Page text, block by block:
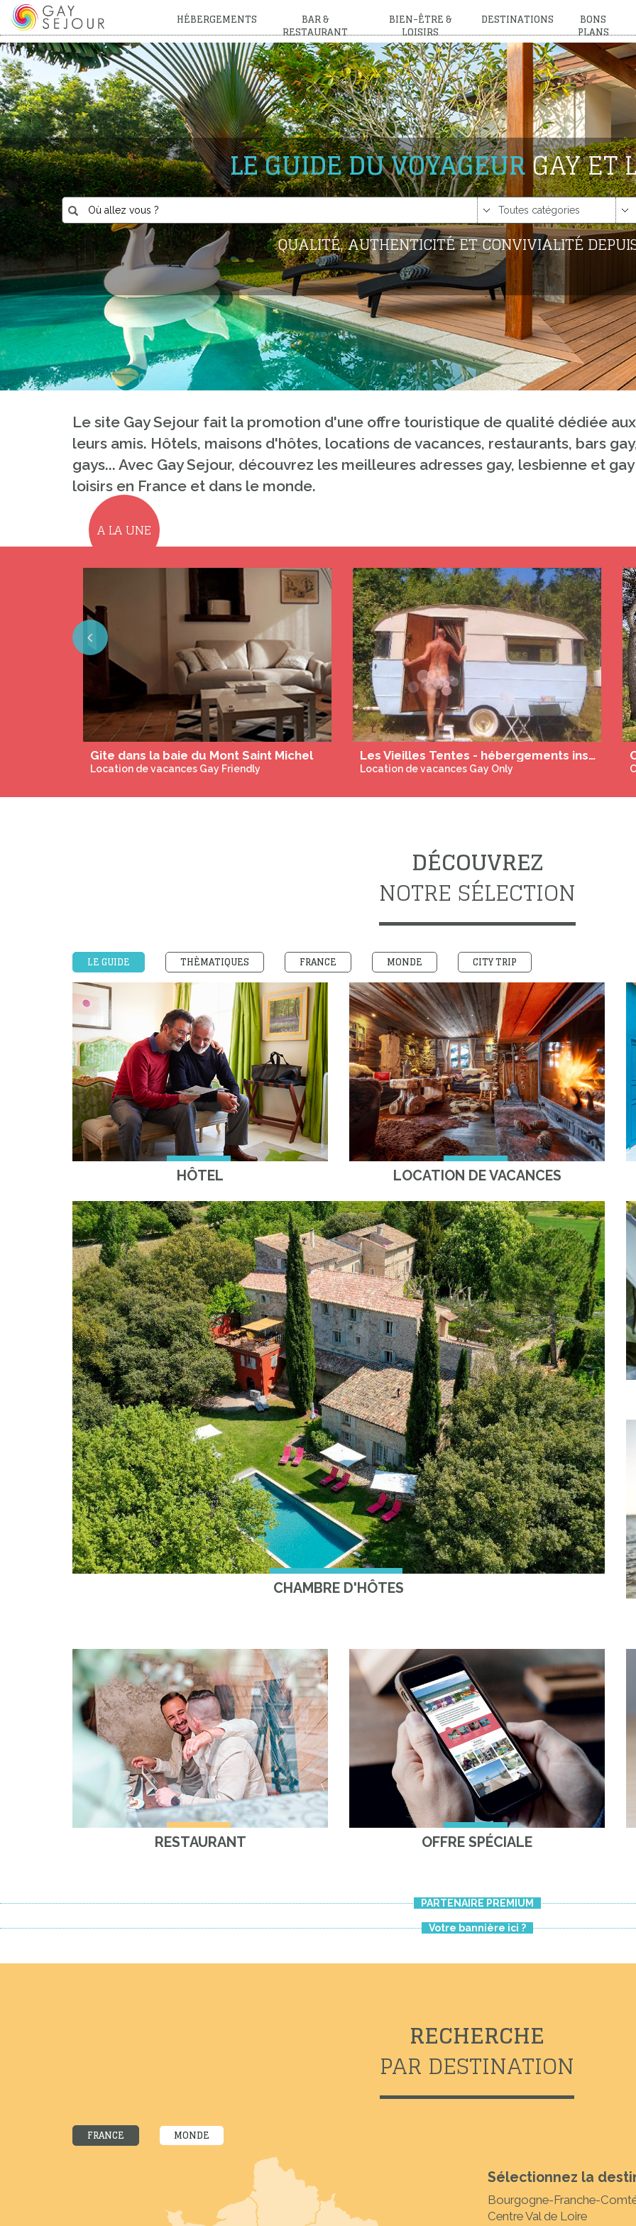
HÉBERGEMENTS BAR &
RESTAURANT
BIEN-ÊTRE &
LOISIRS
DESTINATIONS BONS
PLANS
LE GUIDE DU VOYAGEURGAY ET
QUALITÉ, AUTHENTICITÉ ET CONVIVIALITÉ
Le site Gay Sejour fait la promotion d'une offre touristique de qualité dédiée
leurs amis. Hôtels, maisons d'hôtes, locations de vacances, restaurants, bars
gays... Avec Gay Sejour, découvrez les meilleures adresses gay, lesbienne et
loisirs en France et dans le monde.
A LA UNE
Previous
Gite dans la baie du Mont Saint Michel
Location de vacances Gay Friendly
Les Vieilles Tentes - hébergements insolites aménagées gay et naturistes en Drôme Ardèche
Location de vacances Gay Only
DÉCOUVREZ
NOTRE SÉLECTION
LE GUIDE THÈMATIQUES FRANCE MONDE CITY TRIP
HÔTEL LOCATION DE VACANCES
CHAMBRE D'HÔTES
RESTAURANT OFFRE SPÉCIALE
PARTENAIRE PREMIUM
Votre bannière ici ?
RECHERCHE
PAR DESTINATION
FRANCE MONDE
Sélectionnez la
Bourgogne-Franche-
Centre Val de Loire